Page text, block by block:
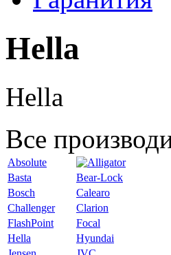
Hella
Hella
Все
Absolute
Basta
Bear-Lock
Bosch
Calearo
Challenger
Clarion
FlashPoint
Focal
Hella
Hyundai